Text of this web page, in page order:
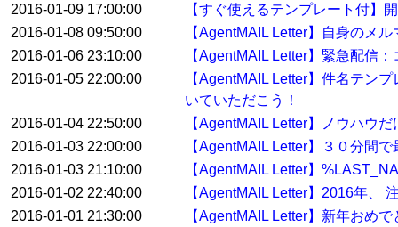
2016-01-09 17:00:00
【すぐ使えるテンプレート付】
2016-01-08 09:50:00
【AgentMAIL Letter】自身のメ
2016-01-06 23:10:00
【AgentMAIL Letter】緊急配信
2016-01-05 22:00:00
【AgentMAIL Letter】件名テン
いていただこう！
2016-01-04 22:50:00
【AgentMAIL Letter】ノウハウ
2016-01-03 22:00:00
【AgentMAIL Letter】３０分間
2016-01-03 21:10:00
【AgentMAIL Letter】
2016-01-02 22:40:00
【AgentMAIL Letter】2016年、
2016-01-01 21:30:00
【AgentMAIL Letter】新年おめ